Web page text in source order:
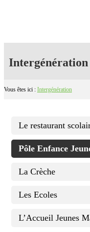
Intergénération
Vous êtes ici : Intergénération
Le restaurant
Pôle Enfance
La Crèche
Les Ecoles
L’Accueil Jeunes